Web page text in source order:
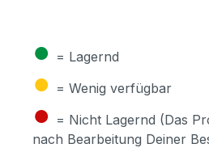
● = Lagernd
● = Wenig verfügbar
● = Nicht Lagernd (Das
nach Bearbeitung Deiner